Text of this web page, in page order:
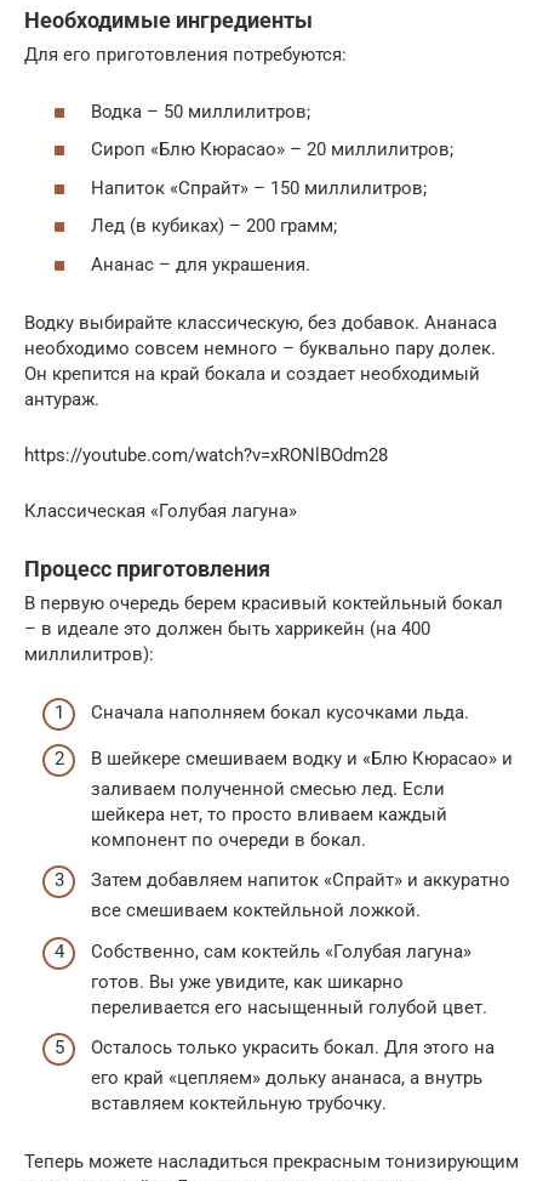
Необходимые ингредиенты
Для его приготовления потребуются:
Водка – 50 миллилитров;
Сироп «Блю Кюрасао» – 20 миллилитров;
Напиток «Спрайт» – 150 миллилитров;
Лед (в кубиках) – 200 грамм;
Ананас – для украшения.
Водку выбирайте классическую, без добавок. Ананаса
необходимо совсем немного – буквально пару долек.
Он крепится на край бокала и создает необходимый
антураж.
https://youtube.com/watch?v=xRONlBOdm28
Классическая «Голубая лагуна»
Процесс приготовления
В первую очередь берем красивый коктейльный бокал
– в идеале это должен быть харрикейн (на 400
миллилитров):
Сначала наполняем бокал кусочками льда.
В шейкере смешиваем водку и «Блю Кюрасао» и
заливаем полученной смесью лед. Если
шейкера нет, то просто вливаем каждый
компонент по очереди в бокал.
Затем добавляем напиток «Спрайт» и аккуратно
все смешиваем коктейльной ложкой.
Собственно, сам коктейль «Голубая лагуна»
готов. Вы уже увидите, как шикарно
переливается его насыщенный голубой цвет.
Осталось только украсить бокал. Для этого на
его край «цепляем» дольку ананаса, а внутрь
вставляем коктейльную трубочку.
Теперь можете насладиться прекрасным тонизирующим